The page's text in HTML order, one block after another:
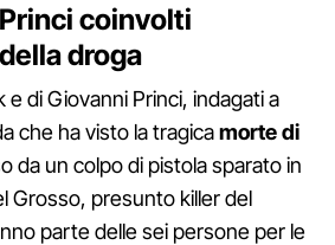
coinvolti
droga
e di Giovanni Princi, indagati a
che ha visto la tragicamorte di
da un colpo di pistola sparato in
Grosso, presunto killer del
parte delle sei persone per le